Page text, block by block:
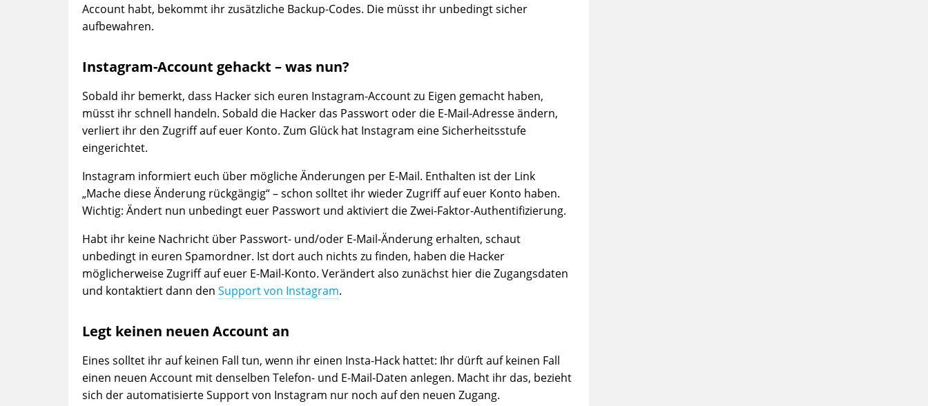
Account habt, bekommt ihr zusätzliche Backup-Codes. Die müsst ihr unbedingt sicher
aufbewahren.
Instagram-Account gehackt – was nun?
Sobald ihr bemerkt, dass Hacker sich euren Instagram-Account zu Eigen gemacht haben,
müsst ihr schnell handeln. Sobald die Hacker das Passwort oder die E-Mail-Adresse ändern,
verliert ihr den Zugriff auf euer Konto. Zum Glück hat Instagram eine Sicherheitsstufe
eingerichtet.
Instagram informiert euch über mögliche Änderungen per E-Mail. Enthalten ist der Link
„Mache diese Änderung rückgängig“ – schon solltet ihr wieder Zugriff auf euer Konto haben.
Wichtig: Ändert nun unbedingt euer Passwort und aktiviert die Zwei-Faktor-Authentifizierung.
Habt ihr keine Nachricht über Passwort- und/oder E-Mail-Änderung erhalten, schaut
unbedingt in euren Spamordner. Ist dort auch nichts zu finden, haben die Hacker
möglicherweise Zugriff auf euer E-Mail-Konto. Verändert also zunächst hier die Zugangsdaten
und kontaktiert dann den Support von Instagram.
Legt keinen neuen Account an
Eines solltet ihr auf keinen Fall tun, wenn ihr einen Insta-Hack hattet: Ihr dürft auf keinen Fall
einen neuen Account mit denselben Telefon- und E-Mail-Daten anlegen. Macht ihr das, bezieht
sich der automatisierte Support von Instagram nur noch auf den neuen Zugang.